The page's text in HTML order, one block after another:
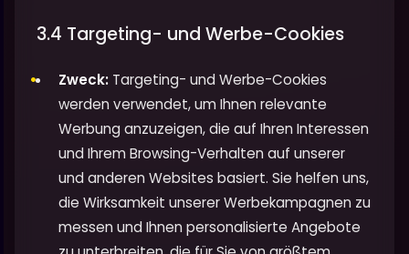
3.4 Targeting- und Werbe-Cookies
Zweck: Targeting- und Werbe-Cookies
werden verwendet, um Ihnen relevante
Werbung anzuzeigen, die auf Ihren Interessen
und Ihrem Browsing-Verhalten auf unserer
und anderen Websites basiert. Sie helfen uns,
die Wirksamkeit unserer Werbekampagnen zu
messen und Ihnen personalisierte Angebote